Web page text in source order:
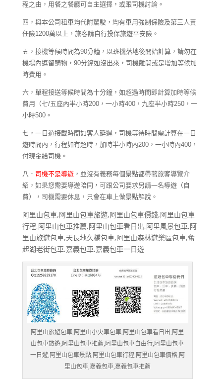
程之由，用餐之餐廳可自主選擇，或跟司機討論。
四，與本公司租車均代附駕駛，均有車用強制保險及第三人責
任險1200萬以上，旅客請自行投保旅遊平安險。
五，接機等候時間為90分鐘，以班機落地後開始計算，請勿在
機場內逗留購物， 90分鐘如沒出來，司機離開或是增加等候加
時費用。
六，單程接送等候時間為十分鐘，如超過時間即計算加時等候
費用（七/五座內半小時200，一小時400，九座半小時250，一
小時500。
七，一日遊接載時間如客人延遲，司機等待時間需計算在一日
遊時間內，行程如有超時，加時半小時內200，一小時內400，
付現金給司機。
八． 司機不是導遊，並沒有義務每個景點都帶著旅客導覽介
紹，如果您需要導遊陪同，可跟公司要求另請一名導遊（自
費），司機需要休息，只會在車上做景點解說。
阿里山包車,阿里山包車旅遊,阿里山包車價錢,阿里山包車
行程,阿里山包車推薦,阿里山包車看日出,阿里風景包車,阿
里山旅遊包車,天長地久橋包車,阿里山森林遊樂區包車,奮
起湖老街包車,嘉義包車,嘉義包車一日遊
阿里山旅遊包車,阿里山小火車包車,阿里山包車看日出,阿里
山包車旅遊,阿里山包車推薦,阿里山包車自由行,阿里山包車
一日遊,阿里山包車景點,阿里山包車行程,阿里山包車價格,阿
里山包車,嘉義包車,嘉義包車推薦